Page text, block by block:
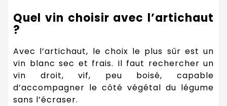
Quel vin choisir avec l’artichaut
?
Avec l’artichaut, le choix le plus sûr est un
vin blanc sec et frais. Il faut rechercher un
vin droit, vif, peu boisé, capable
d’accompagner le côté végétal du légume
sans l’écraser.